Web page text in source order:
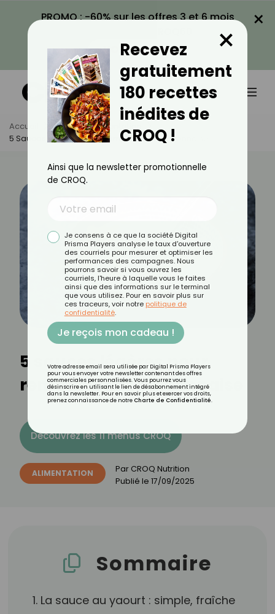
PROMO : -60% sur les offres 3 et 6 mois
VOIR LA PROMO
×
Accueil Actus
Alimentation
5 Sauces Légères Pour Remplacer La Mayonnaise
5 sauces légères pour
remplacer la mayonnaise
Découvrez les 11 menus CROQ
ALIMENTATION Par CROQ Nutrition
Publié le 17/09/2025
Sommaire
1. La sauce au yaourt : simple, fraîche
Recevez
gratuitement
180 recettes
inédites de
CROQ !
×
Ainsi que la newsletter promotionnelle
de CROQ.
Je consens à ce que la société Digital
Prisma Players analyse le taux d'ouverture
des courriels pour mesurer et optimiser les
performances des campagnes. Nous
pourrons savoir si vous ouvrez les
courriels, l'heure à laquelle vous le faites
ainsi que des informations sur le terminal
que vous utilisez. Pour en savoir plus sur
ces traceurs, voir notre politique de
confidentialité.
Je reçois mon cadeau !
Votre adresse email sera utilisée par Digital Prisma Players
pour vous envoyer votre newsletter contenant des offres
commerciales personnalisées. Vous pourrez vous
désinscrire en utilisant le lien de désabonnement intégré
dans la newsletter. Pour en savoir plus et exercer vos droits,
prenez connaissance de notre Charte de Confidentialité.